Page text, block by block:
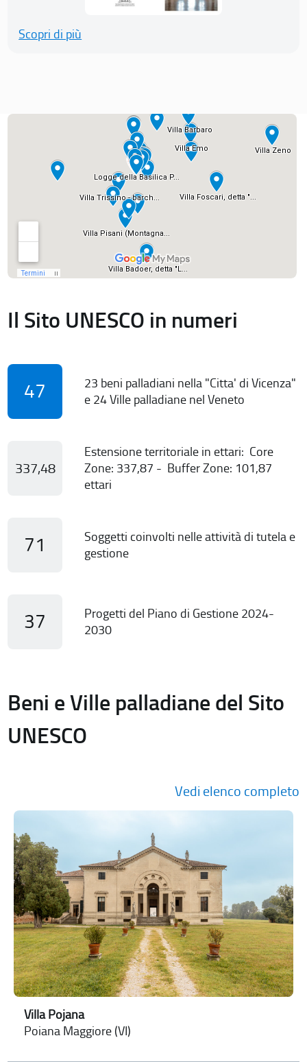
Scopri di più
Il Sito UNESCO in numeri
47
23 beni palladiani nella "Citta' di Vicenza"
e 24 Ville palladiane nel Veneto
337,48
Estensione territoriale in ettari: Core
Zone: 337,87 - Buffer Zone: 101,87
ettari
71
Soggetti coinvolti nelle attività di tutela e
gestione
37
Progetti del Piano di Gestione 2024-
2030
Beni e Ville palladiane del Sito
UNESCO
Vedi elenco completo
Villa Pojana
Poiana Maggiore (VI)